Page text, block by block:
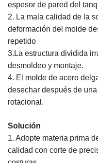
espesor de pared del
2. La mala calidad de la
deformación del molde
repetido
3.La estructura dividida
desmoldeo y montaje.
4. El molde de acero
desechar después de
rotacional.
Solución
1. Adopte materia prima
calidad con corte de